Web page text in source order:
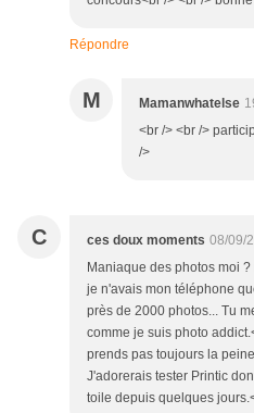
Répondre
M Mamanwhatelse
<br /> <br />
/>
C ces doux moments 08/09/
Maniaque des photos moi
je n'avais mon téléphone
près de 2000 photos... Tu
comme je suis photo
prends pas toujours la
J'adorerais tester Printic
toile depuis quelques